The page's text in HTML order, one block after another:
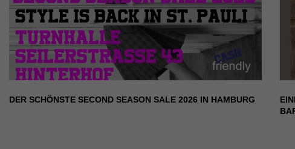
DER SCHÖNSTE SECOND SEASON SALE 2026 IN HAMBURG